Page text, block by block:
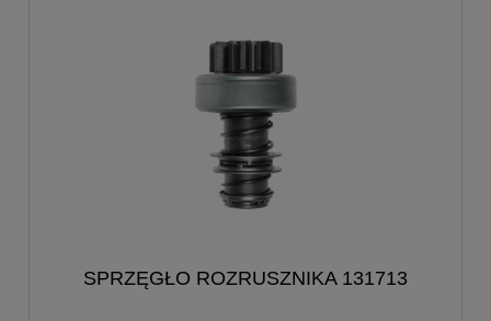
SPRZĘGŁO ROZRUSZNIKA 131713